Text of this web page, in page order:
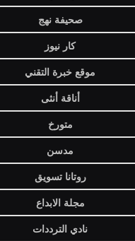
صحيفة نهج
كار نيوز
موقع خبرة التقني
أناقة أنثى
متورخ
مدسن
روتانا تسويق
مجلة الابداع
نادي الترددات